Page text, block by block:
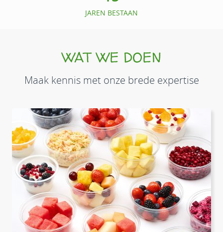
JAREN BESTAAN
WAT WE DOEN
Maak kennis met onze brede expertise